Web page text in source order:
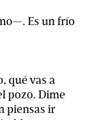
Es un frío
qué vas a
pozo. Dime
piensas ir